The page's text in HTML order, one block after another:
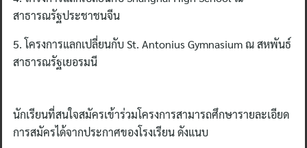
สาธารณรัฐประชาชนจีน
5. โครงการแลกเปลี่ยนกับ St. Antonius Gymnasium ณ สหพันธ์
สาธารณรัฐเยอรมนี
นักเรียนที่สนใจสมัครเข้าร่วมโครงการสามารถศึกษารายละเอียด
การสมัครได้จากประกาศของโรงเรียน ดังแนบ